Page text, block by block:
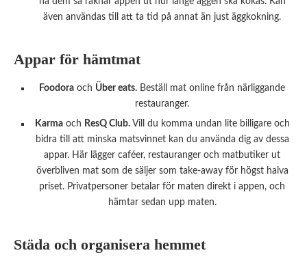
även användas till att ta tid på annat än just äggkokning.
Appar för hämtmat
Foodora och Über eats. Beställ mat online från närliggande
restauranger.
Karmaoch ResQ Club. Vill du komma undan lite billigare och
bidra till att minska matsvinnet kan du använda dig av dessa
appar. Här lägger caféer, restauranger och matbutiker ut
överbliven mat som de säljer som take-away för högst halva
priset. Privatpersoner betalar för maten direkt i appen, och
hämtar sedan upp maten.
Städa och organisera hemmet